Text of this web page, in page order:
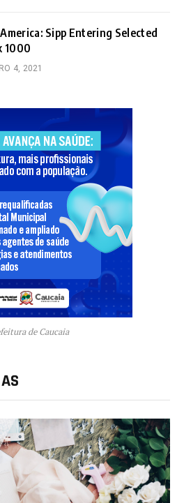
Sipp Entering Selected
1000
4, 2021
de Caucaia